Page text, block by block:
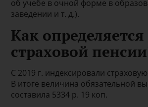
об учебе в очной форме в
заведении и т. д.).
Как
страховой
С 2019 г. индексировали
В итоге величина обязательной
составила 5334 р. 19 коп.